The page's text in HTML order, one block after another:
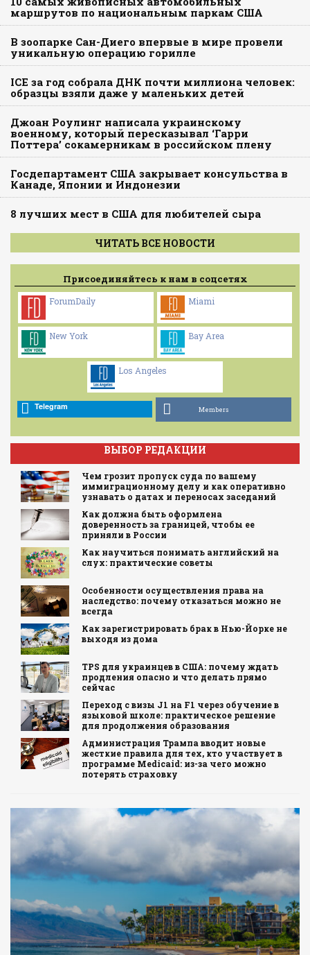
маршрутов по национальным паркам США
В зоопарке Сан-Диего впервые в мире провели
уникальную операцию горилле
ICE за год собрала ДНК почти миллиона человек:
образцы взяли даже у маленьких детей
Джоан Роулинг написала украинскому
военному, который пересказывал ‘Гарри
Поттера’ сокамерникам в российском плену
Госдепартамент США закрывает консульства в
Канаде, Японии и Индонезии
8 лучших мест в США для любителей сыра
ЧИТАТЬ ВСЕ НОВОСТИ
Присоединяйтесь к нам в соцсетях
ForumDaily Miami
New York Bay Area
Los Angeles
Telegram Members
ВЫБОР РЕДАКЦИИ
Чем грозит пропуск суда по вашему
иммиграционному делу и как оперативно
узнавать о датах и переносах заседаний
Как должна быть оформлена
доверенность за границей, чтобы ее
приняли в России
Как научиться понимать английский на
слух: практические советы
Особенности осуществления права на
наследство: почему отказаться можно не
всегда
Как зарегистрировать брак в Нью-Йорке не
выходя из дома
TPS для украинцев в США: почему ждать
продления опасно и что делать прямо
сейчас
Переход с визы J1 на F1 через обучение в
языковой школе: практическое решение
для продолжения образования
Администрация Трампа вводит новые
жесткие правила для тех, кто участвует в
программе Medicaid: из-за чего можно
потерять страховку